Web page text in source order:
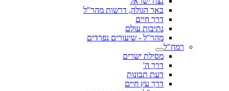
באר הגולה, דרשות מהר"ל
דרך חיים
נתיבות עולם
מהר"ל - שיעורים נפרדים
רמח"ל
מסילת ישרים
דרך ה'
דעת תבונות
דרך עץ חיים